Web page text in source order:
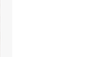
/ 5)
Per la
g di lievito di